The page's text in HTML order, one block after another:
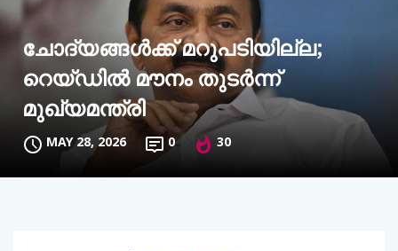
ചോദ്യങ്ങൾക്ക് മറുപടിയില്ല;
റെയ്ഡില്‍ മൗനം തുടര്‍ന്ന്
മുഖ്യമന്ത്രി
MAY 28, 2026 0 30